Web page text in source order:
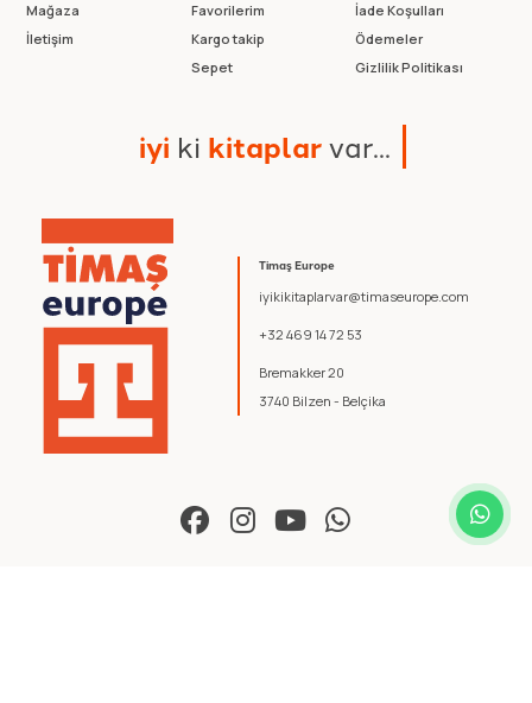
Timaş Europe
iyikikitaplarvar@timaseurope.com
+32 469 14 72 53
Bremakker 20
3740 Bilzen - Belçika
Mağaza
İletişim
Favorilerim
Kargo takip
Sepet
İade Koşulları
Ödemeler
Gizlilik Politikası
iyi ki kitaplarvar...